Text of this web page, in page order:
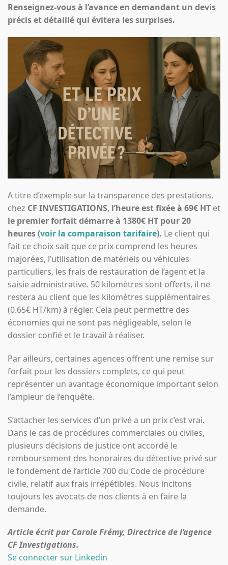
Renseignez-vous à l’avance en demandant un devis
précis et détaillé qui évitera les surprises.
A titre d’exemple sur la transparence des prestations,
chez CF INVESTIGATIONS, l’heure est fixée à 69€ HT et
le premier forfait démarre à 1380€ HT pour 20
heures (voir la comparaison tarifaire). Le client qui
fait ce choix sait que ce prix comprend les heures
majorées, l’utilisation de matériels ou véhicules
particuliers, les frais de restauration de l’agent et la
saisie administrative. 50 kilomètres sont offerts, il ne
restera au client que les kilomètres supplémentaires
(0.65€ HT/km) à régler. Cela peut permettre des
économies qui ne sont pas négligeable, selon le
dossier confié et le travail à réaliser.
Par ailleurs, certaines agences offrent une remise sur
forfait pour les dossiers complets, ce qui peut
représenter un avantage économique important selon
l’ampleur de l’enquête.
S’attacher les services d’un privé a un prix c’est vrai.
Dans le cas de procédures commerciales ou civiles,
plusieurs décisions de justice ont accordé le
remboursement des honoraires du détective privé sur
le fondement de l’article 700 du Code de procédure
civile, relatif aux frais irrépétibles. Nous incitons
toujours les avocats de nos clients à en faire la
demande.
Article écrit par Carole Frémy, Directrice de l’agence
CF Investigations.
Se connecter sur Linkedin